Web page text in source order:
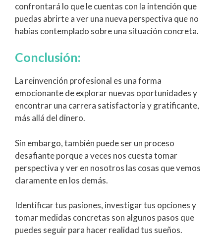
confrontará lo que le cuentas con la intención que
puedas abrirte a ver una nueva perspectiva que no
habías contemplado sobre una situación concreta.
Conclusión:
La reinvención profesional es una forma
emocionante de explorar nuevas oportunidades y
encontrar una carrera satisfactoria y gratificante,
más allá del dinero.
Sin embargo, también puede ser un proceso
desafiante porque a veces nos cuesta tomar
perspectiva y ver en nosotros las cosas que vemos
claramente en los demás.
Identificar tus pasiones, investigar tus opciones y
tomar medidas concretas son algunos pasos que
puedes seguir para hacer realidad tus sueños.